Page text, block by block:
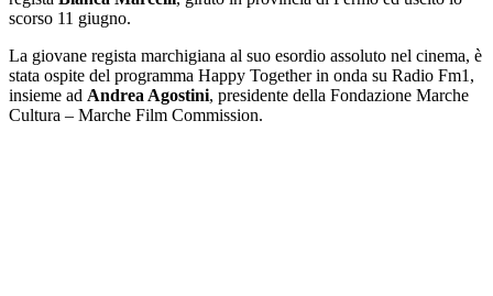
scorso 11 giugno.
La giovane regista marchigiana al suo esordio assoluto nel cinema, è
stata ospite del programma Happy Together in onda su Radio Fm1,
insieme ad Andrea Agostini, presidente della Fondazione Marche
Cultura – Marche Film Commission.